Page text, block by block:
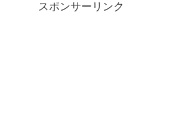
スポンサーリンク